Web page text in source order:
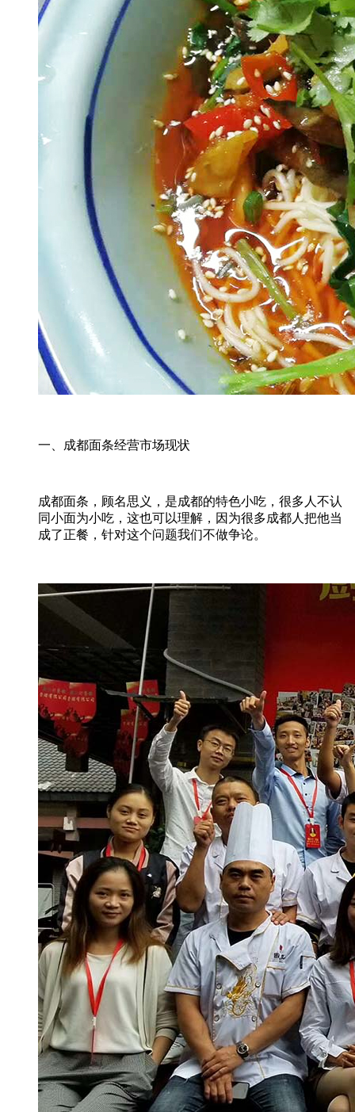
一、成都面条经营市场现状
成都面条，顾名思义，是成都的特色小吃，很多人不认
同小面为小吃，这也可以理解，因为很多成都人把他当
成了正餐，针对这个问题我们不做争论。